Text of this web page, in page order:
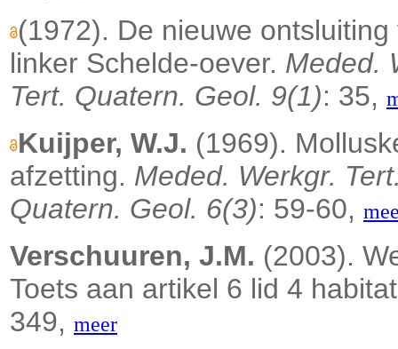
(1972). De nieuwe
linker Schelde-oever. Meded.
Tert. Quatern. Geol. 9(1): 35,
Kuijper, W.J. (1969).
afzetting. Meded. Werkgr.
Quatern. Geol. 6(3): 59-60,
Verschuuren, J.M. (2003).
Toets aan artikel 6 lid 4
349, meer